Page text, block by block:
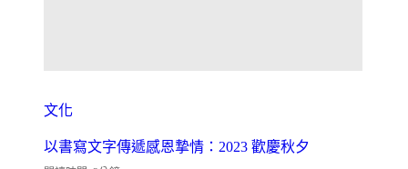
文化
以書寫文字傳遞感恩摯情：2023 歡慶秋夕